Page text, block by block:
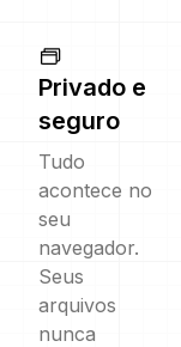
Privado e
seguro
Tudo
acontece no
seu
navegador.
Seus
arquivos
nunca